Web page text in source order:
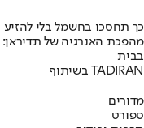
כך תחסכו בחשמל בלי להזיע
מהפכת האנרגיה של
בבית
בשיתוף TADIRAN
מדורים
ספורט